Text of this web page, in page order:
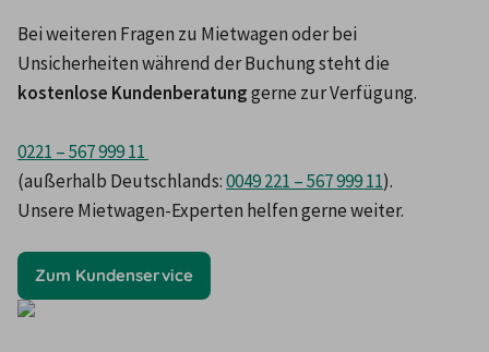
Bei weiteren Fragen zu Mietwagen oder bei
kostenlose Kundenberatung gerne zur Verfügung.
0221 – 567 999 11
(außerhalb Deutschlands: 0049 221 – 567 999 11).
Unsere Mietwagen-Experten helfen gerne weiter.
Zum Kundenservice